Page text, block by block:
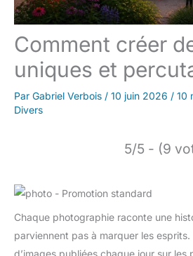
Comment créer
uniques et
Par Gabriel Verbois / 10 juin 2026 / 10
Divers
5/5 - (9
Chaque photographie raconte une
parviennent pas à marquer les esprits.